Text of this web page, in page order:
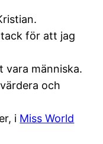
för att jag
vara människa.
och
i Miss World